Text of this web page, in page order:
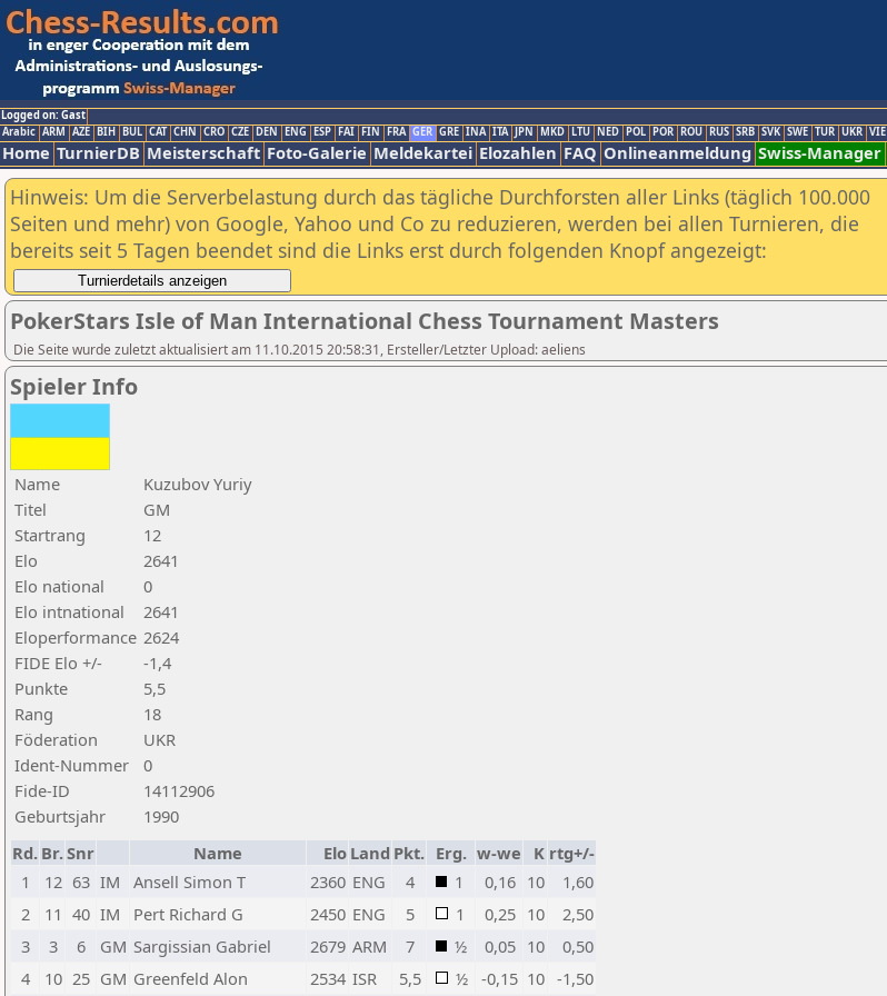
Logged on: Gast
Arabic ARM AZE BIH BUL CAT CHN CRO CZE DEN ENG ESP FAI FIN FRA GER GRE INA ITA JPN MKD LTU NED POL POR ROU RUS SRB SVK SWE TUR UKR VIE
Home TurnierDB Meisterschaft Foto-Galerie Meldekartei Elozahlen FAQ Onlineanmeldung Swiss-Manager
Hinweis: Um die Serverbelastung durch das tägliche Durchforsten aller Links (täglich 100.000
Seiten und mehr) von Google, Yahoo und Co zu reduzieren, werden bei allen Turnieren, die
bereits seit 5 Tagen beendet sind die Links erst durch folgenden Knopf angezeigt:
PokerStars Isle of Man International Chess Tournament Masters
Die Seite wurde zuletzt aktualisiert am 11.10.2015 20:58:31, Ersteller/Letzter Upload: aeliens
Spieler Info
Name
Kuzubov Yuriy
Titel
GM
Startrang
12
Elo
2641
Elo national
0
Elo intnational
2641
Eloperformance 2624
FIDE Elo +/-
-1,4
Punkte
5,5
Rang
18
Föderation
UKR
Ident-Nummer
0
Fide-ID
14112906
Geburtsjahr
1990
Rd. Br.Snr Name Elo Land Pkt. Erg. w-we K rtg+/-
1
12 63 IM Ansell Simon T 2360 ENG 4 1 0,16 10
1,60
2
11 40 IM Pert Richard G 2450 ENG 5 1 0,25 10
2,50
3
3 6 GM Sargissian Gabriel 2679 ARM 7 ½ 0,05 10
0,50
4
10 25 GM Greenfeld Alon 2534 ISR 5,5 ½ -0,15 10 -1,50